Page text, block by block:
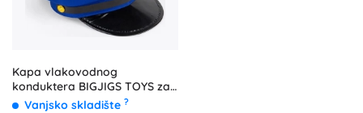
Kapa vlakovodnog
konduktera BIGJIGS TOYS za
djecu
Vanjsko skladište ?